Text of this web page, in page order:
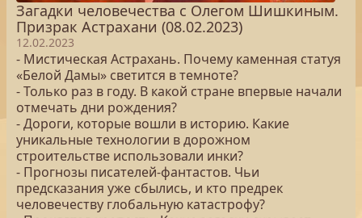
Загадки человечества с Олегом Шишкиным.
Призрак Астрахани (08.02.2023)
12.02.2023
- Мистическая Астрахань. Почему каменная статуя
«Белой Дамы» светится в темноте?
- Только раз в году. В какой стране впервые начали
отмечать дни рождения?
- Дороги, которые вошли в историю. Какие
уникальные технологии в дорожном
строительстве использовали инки?
- Прогнозы писателей-фантастов. Чьи
предсказания уже сбылись, и кто предрек
человечеству глобальную катастрофу?